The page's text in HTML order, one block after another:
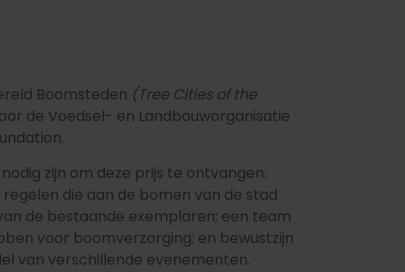
Boomsteden (Tree Cities of the
de Voedsel- en Landbouworganisatie
zijn om deze prijs te ontvangen:
die aan de bomen van de stad
de bestaande exemplaren; een team
voor boomverzorging; en bewustzijn
van verschillende evenementen.